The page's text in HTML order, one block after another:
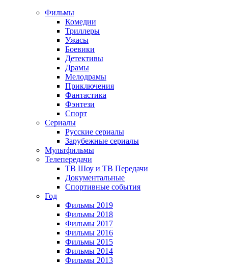
Фильмы
Комедии
Триллеры
Ужасы
Боевики
Детективы
Драмы
Мелодрамы
Приключения
Фантастика
Фэнтези
Спорт
Сериалы
Русские сериалы
Зарубежные сериалы
Мультфильмы
Телепередачи
ТВ Шоу и ТВ Передачи
Документальные
Спортивные события
Год
Фильмы 2019
Фильмы 2018
Фильмы 2017
Фильмы 2016
Фильмы 2015
Фильмы 2014
Фильмы 2013